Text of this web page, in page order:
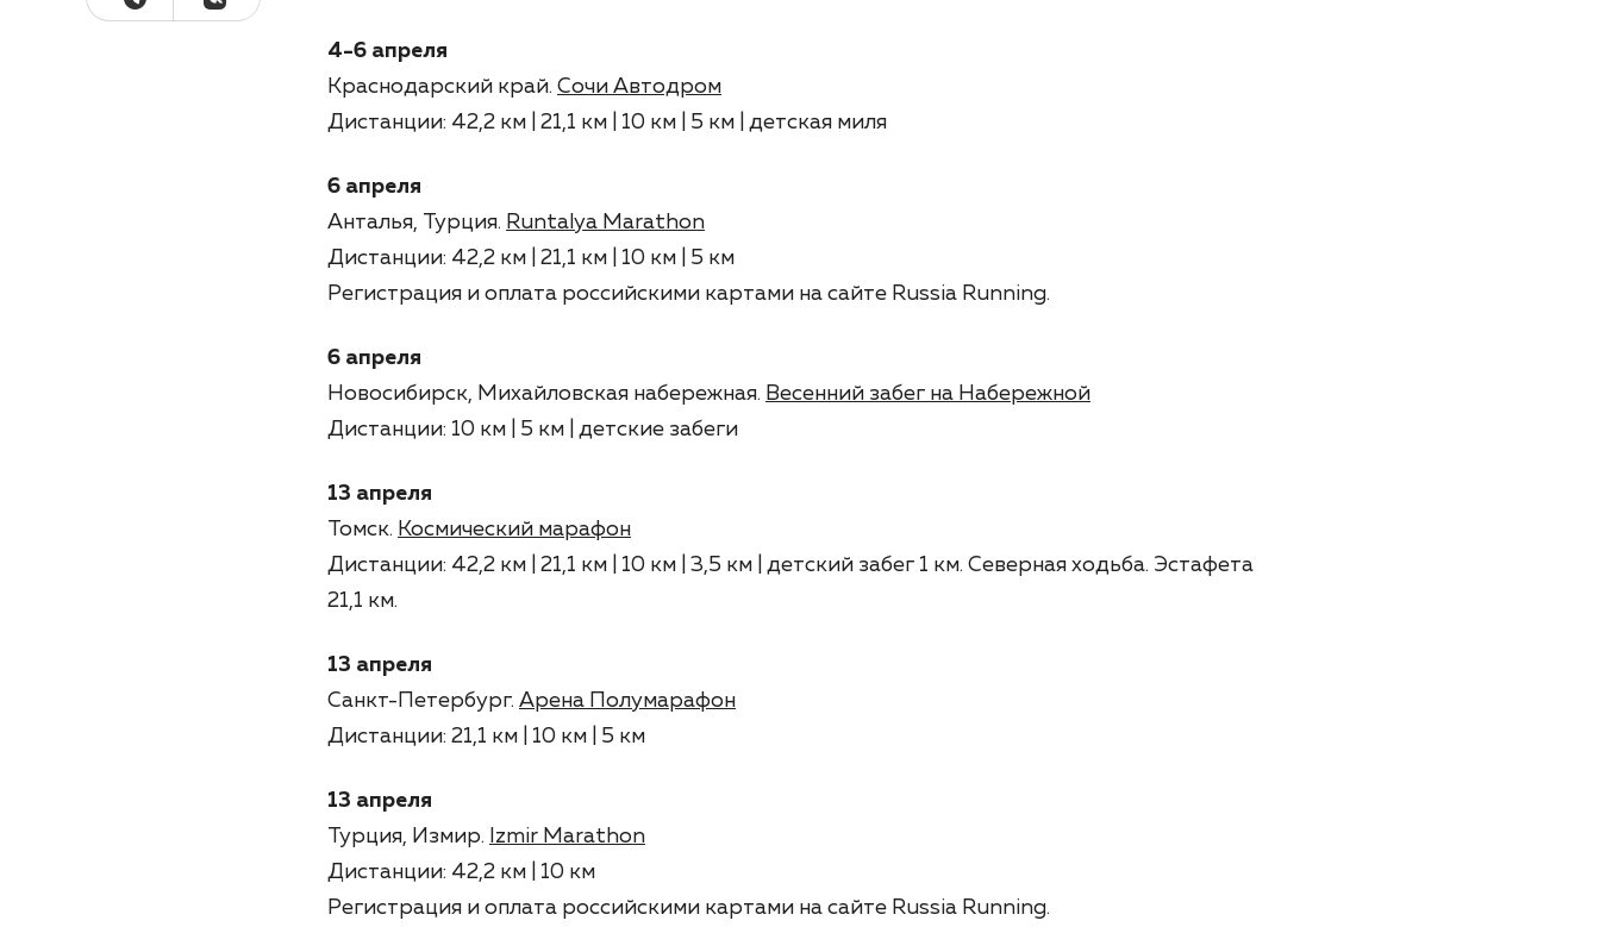
4-6 апреля
Краснодарский край. Сочи Автодром
Дистанции: 42,2 км | 21,1 км | 10 км | 5 км | детская миля
6 апреля
Анталья, Турция. Runtalya Marathon
Дистанции: 42,2 км | 21,1 км | 10 км | 5 км
Регистрация и оплата российскими картами на сайте Russia Running.
6 апреля
Новосибирск, Михайловская набережная. Весенний забег на Набережной
Дистанции: 10 км | 5 км | детские забеги
13 апреля
Томск. Космический марафон
Дистанции: 42,2 км | 21,1 км | 10 км | 3,5 км | детский забег 1 км. Северная ходьба. Эстафета
21,1 км.
13 апреля
Санкт-Петербург. Арена Полумарафон
Дистанции: 21,1 км | 10 км | 5 км
13 апреля
Турция, Измир.
Izmir Marathon
Дистанции: 42,2 км | 10 км
Регистрация и оплата российскими картами на сайте Russia Running.